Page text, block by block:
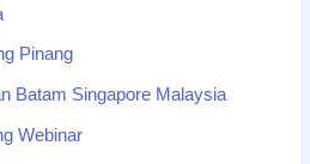
Pinang
Batam Singapore Malaysia
Webinar